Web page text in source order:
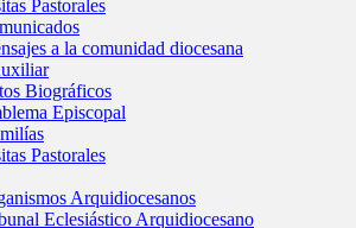
Pastorales
a la comunidad diocesana
Biográficos
Episcopal
Pastorales
Arquidiocesanos
Eclesiástico Arquidiocesano